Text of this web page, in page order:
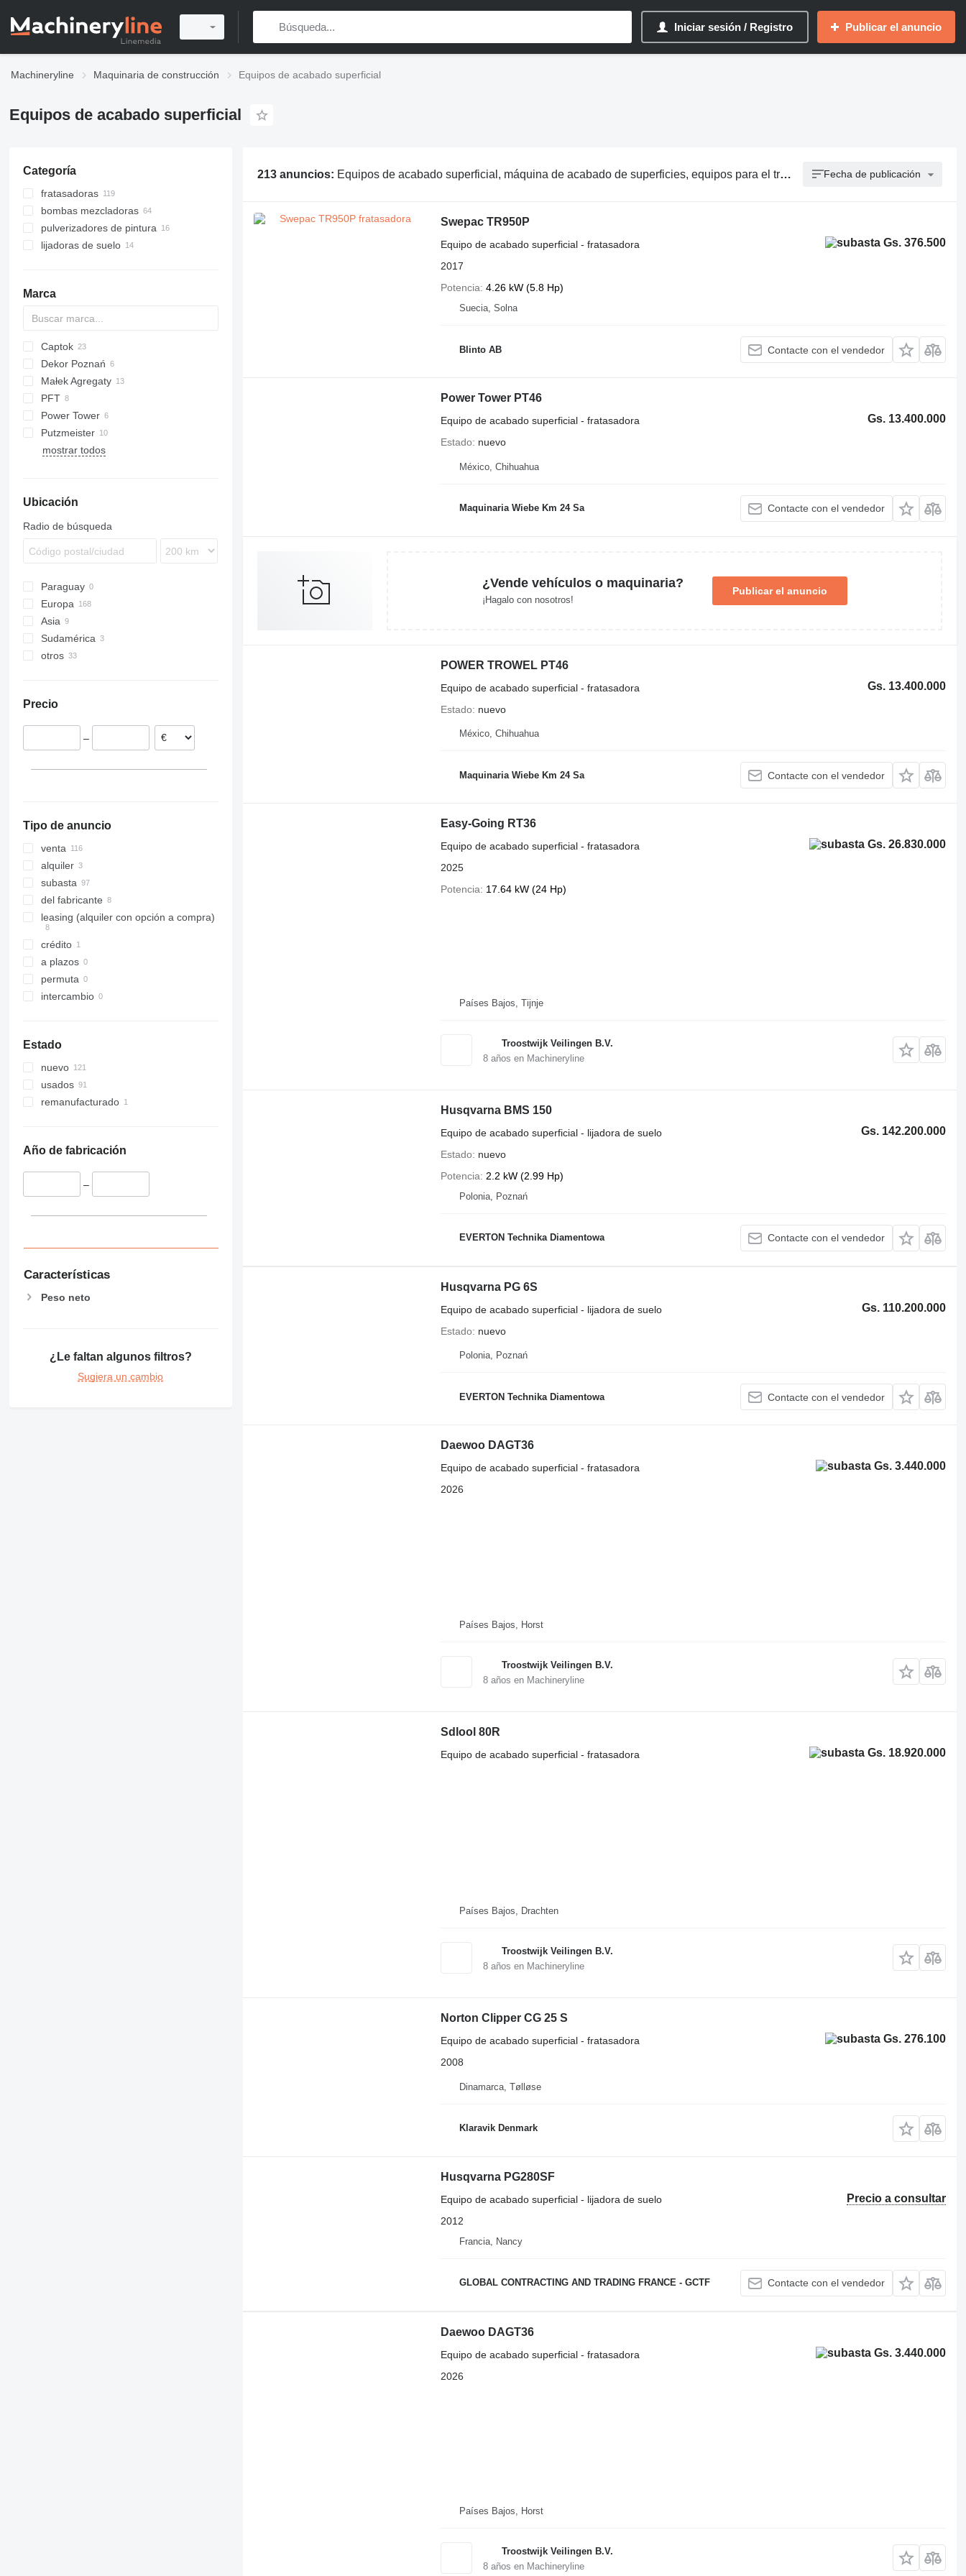
Iniciar sesión / Registro Publicar el anuncio
Machineryline Maquinaria de construcción Equipos de acabado superficial
Equipos de acabado superficial
Categoría
fratasadoras
bombas mezcladoras
pulverizadores de pintura
lijadoras de suelo
Marca
Captok
CK
Dekor Poznań
BG
KOINE
Małek Agregaty
PFT
G-series
Ritmo
Power Tower
Putzmeister
MP 25
SL
mostrar todos
Ubicación
Radio de búsqueda
Paraguay
Europa
Alemania
España
Países Bajos
Bélgica
Asia
Turquía
Uzbekistán
Sudamérica
Chile
otros
Precio
–
Tipo de anuncio
venta
alquiler
subasta
del fabricante
leasing (alquiler con opción a compra)
crédito
a plazos
permuta
intercambio
Estado
nuevo
usados
remanufacturado
Año de fabricación
–
Características
Peso neto
¿Le faltan algunos filtros?
Sugiera un cambio
213 anuncios: Equipos de acabado superficial, máquina de acabado de superficies, equipos para el tratamiento de superficies, máquinas para el tratamiento de superficies Fecha de publicación
Swepac TR950P
Gs. 376.500
Equipo de acabado superficial - fratasadora
2017
Potencia 4.26 kW (5.8 Hp)
Suecia, Solna
Blinto AB Contacte con el vendedor
Power Tower PT46
Gs. 13.400.000
Equipo de acabado superficial - fratasadora
Estado
nuevo
México, Chihuahua
Maquinaria Wiebe Km 24 Sa Contacte con el vendedor
¿Vende vehículos o maquinaria?
¡Hagalo con nosotros!
Publicar el anuncio
POWER TROWEL PT46
Gs. 13.400.000
Equipo de acabado superficial - fratasadora
Estado
nuevo
México, Chihuahua
Maquinaria Wiebe Km 24 Sa Contacte con el vendedor
Easy-Going RT36
Gs. 26.830.000
Equipo de acabado superficial - fratasadora
2025
Potencia
17.64 kW (24 Hp)
Países Bajos, Tijnje
Troostwijk Veilingen B.V.
8años en Machineryline
Husqvarna BMS 150
Gs. 142.200.000
Equipo de acabado superficial - lijadora de suelo
Estado
nuevo
Potencia
2.2 kW (2.99 Hp)
Polonia, Poznań
EVERTON Technika Diamentowa Contacte con el vendedor
Husqvarna PG 6S
Gs. 110.200.000
Equipo de acabado superficial - lijadora de suelo
Estado
nuevo
Polonia, Poznań
EVERTON Technika Diamentowa Contacte con el vendedor
Daewoo DAGT36
Gs. 3.440.000
Equipo de acabado superficial - fratasadora
2026
Países Bajos, Horst
Troostwijk Veilingen B.V.
8años en Machineryline
Sdlool 80R
Gs. 18.920.000
Equipo de acabado superficial - fratasadora
Países Bajos, Drachten
Troostwijk Veilingen B.V.
8años en Machineryline
Norton Clipper CG 25 S
Gs. 276.100
Equipo de acabado superficial - fratasadora
2008
Dinamarca, Tølløse
Klaravik Denmark
Husqvarna PG280SF
Precio a consultar
Equipo de acabado superficial - lijadora de suelo
2012
Francia, Nancy
GLOBAL CONTRACTING AND TRADING FRANCE - GCTF Contacte con el vendedor
Daewoo DAGT36
Gs. 3.440.000
Equipo de acabado superficial - fratasadora
2026
Países Bajos, Horst
Troostwijk Veilingen B.V.
8años en Machineryline